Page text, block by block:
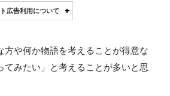
広告利用について
方や何か物語を考えることが得意な
てみたい」と考えることが多いと思